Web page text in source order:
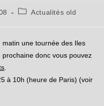
Actualités old
matin une tournée des Iles
prochaine donc vous pouvez
.
à 10h (heure de Paris) (voir